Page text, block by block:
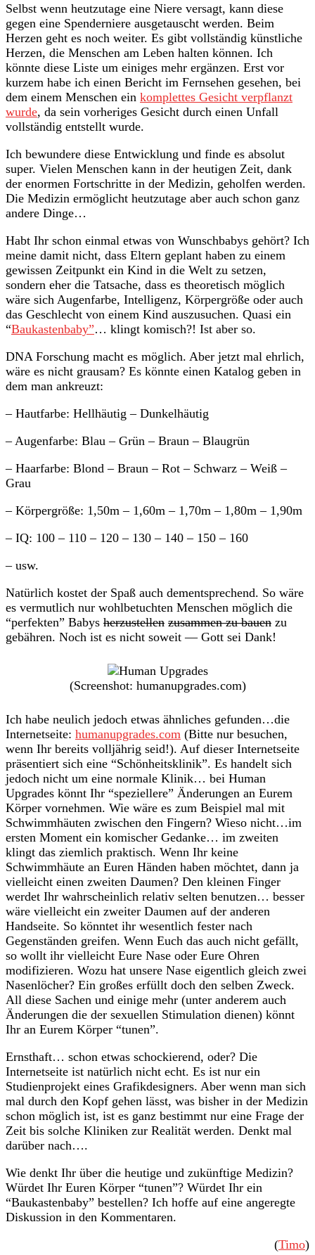
Selbst wenn heutzutage eine Niere versagt, kann diese
gegen eine Spenderniere ausgetauscht werden. Beim
Herzen geht es noch weiter. Es gibt vollständig künstliche
Herzen, die Menschen am Leben halten können. Ich
könnte diese Liste um einiges mehr ergänzen. Erst vor
kurzem habe ich einen Bericht im Fernsehen gesehen, bei
dem einem Menschen ein komplettes Gesicht verpflanzt
wurde, da sein vorheriges Gesicht durch einen Unfall
vollständig entstellt wurde.
Ich bewundere diese Entwicklung und finde es absolut
super. Vielen Menschen kann in der heutigen Zeit, dank
der enormen Fortschritte in der Medizin, geholfen werden.
Die Medizin ermöglicht heutzutage aber auch schon ganz
andere Dinge…
Habt Ihr schon einmal etwas von Wunschbabys gehört? Ich
meine damit nicht, dass Eltern geplant haben zu einem
gewissen Zeitpunkt ein Kind in die Welt zu setzen,
sondern eher die Tatsache, dass es theoretisch möglich
wäre sich Augenfarbe, Intelligenz, Körpergröße oder auch
das Geschlecht von einem Kind auszusuchen. Quasi ein
“Baukastenbaby”… klingt komisch?! Ist aber so.
DNA Forschung macht es möglich. Aber jetzt mal ehrlich,
wäre es nicht grausam? Es könnte einen Katalog geben in
dem man ankreuzt:
– Hautfarbe: Hellhäutig – Dunkelhäutig
– Augenfarbe: Blau – Grün – Braun – Blaugrün
– Haarfarbe: Blond – Braun – Rot – Schwarz – Weiß –
Grau
– Körpergröße: 1,50m – 1,60m – 1,70m – 1,80m – 1,90m
– IQ: 100 – 110 – 120 – 130 – 140 – 150 – 160
– usw.
Natürlich kostet der Spaß auch dementsprechend. So wäre
es vermutlich nur wohlbetuchten Menschen möglich die
“perfekten” Babys herzustellen zusammen zu bauen zu
gebähren. Noch ist es nicht soweit — Gott sei Dank!
(Screenshot: humanupgrades.com)
Ich habe neulich jedoch etwas ähnliches gefunden…die
Internetseite: humanupgrades.com (Bitte nur besuchen,
wenn Ihr bereits volljährig seid!). Auf dieser Internetseite
präsentiert sich eine “Schönheitsklinik”. Es handelt sich
jedoch nicht um eine normale Klinik… bei Human
Upgrades könnt Ihr “speziellere” Änderungen an Eurem
Körper vornehmen. Wie wäre es zum Beispiel mal mit
Schwimmhäuten zwischen den Fingern? Wieso nicht…im
ersten Moment ein komischer Gedanke… im zweiten
klingt das ziemlich praktisch. Wenn Ihr keine
Schwimmhäute an Euren Händen haben möchtet, dann ja
vielleicht einen zweiten Daumen? Den kleinen Finger
werdet Ihr wahrscheinlich relativ selten benutzen… besser
wäre vielleicht ein zweiter Daumen auf der anderen
Handseite. So könntet ihr wesentlich fester nach
Gegenständen greifen. Wenn Euch das auch nicht gefällt,
so wollt ihr vielleicht Eure Nase oder Eure Ohren
modifizieren. Wozu hat unsere Nase eigentlich gleich zwei
Nasenlöcher? Ein großes erfüllt doch den selben Zweck.
All diese Sachen und einige mehr (unter anderem auch
Änderungen die der sexuellen Stimulation dienen) könnt
Ihr an Eurem Körper “tunen”.
Ernsthaft… schon etwas schockierend, oder? Die
Internetseite ist natürlich nicht echt. Es ist nur ein
Studienprojekt eines Grafikdesigners. Aber wenn man sich
mal durch den Kopf gehen lässt, was bisher in der Medizin
schon möglich ist, ist es ganz bestimmt nur eine Frage der
Zeit bis solche Kliniken zur Realität werden. Denkt mal
darüber nach….
Wie denkt Ihr über die heutige und zukünftige Medizin?
Würdet Ihr Euren Körper “tunen”? Würdet Ihr ein
“Baukastenbaby” bestellen? Ich hoffe auf eine angeregte
Diskussion in den Kommentaren.
(Timo)